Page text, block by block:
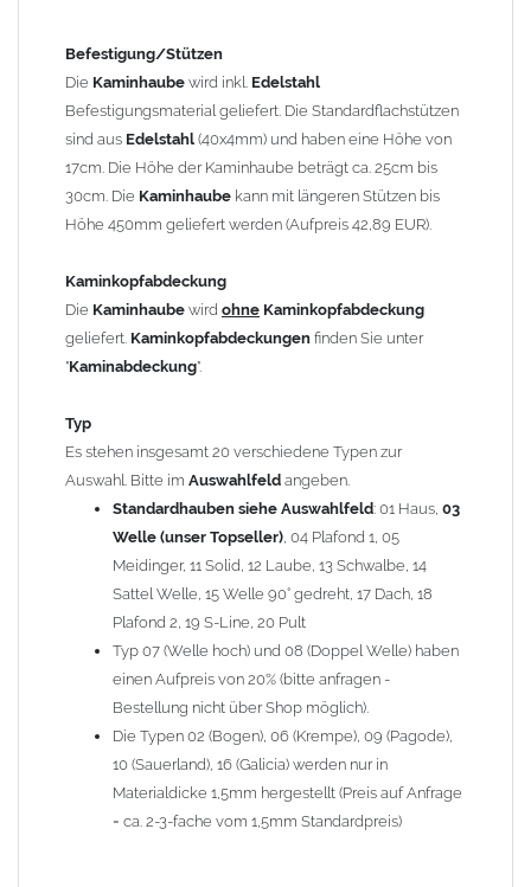
1,5mm hergestellt (Preis auf Anfrage = ca. 2-3-fache vom
1,5mm Standardpreis)
allgemeine Informationen:
Ab einer Kaminlängevon 1200mm werden 6
Kaminstützengeliefert.
Bei der Kombination mitWetterfahneundKaminbreite
angefertigt.
DieKaminhaubekann mitklappbaren Stützen
für 4 Stützen = 96,89 EUR, Länge ab 1200mm 6 Stützen =
145,39 EUR) geliefert werden.
Ihrem zuständigen
Hinweis: FürKaminhaubenundKaminabdeckungenkönnen wir
Nachnahme anbieten!
Lieferzeit: ca. 1-2 Wochen nach Zahlungseingang
Sonderanfertigung: Die Kaminhaube wird kundenspezifisch
angefertigt - keine Rücknahme möglich!
Zum Bild vergößern, bitte auf das Bild klicken!
Befestigung/Stützen
Die Kaminhaube wird inkl. Edelstahl
Befestigungsmaterial geliefert. Die Standardflachstützen
sind aus Edelstahl (40x4mm) und haben eine Höhe von
17cm. Die Höhe der Kaminhaube beträgt ca. 25cm bis
30cm. Die Kaminhaube kann mit längeren Stützen bis
Höhe 450mm geliefert werden (Aufpreis 42,89 EUR).
Kaminkopfabdeckung
Die Kaminhaube wird ohne Kaminkopfabdeckung
geliefert. Kaminkopfabdeckungen finden Sie unter
"Kaminabdeckung".
Typ
Es stehen insgesamt 20 verschiedene Typen zur
Auswahl. Bitte im Auswahlfeld angeben.
Standardhauben siehe Auswahlfeld: 01 Haus, 03
Welle (unser Topseller), 04 Plafond 1, 05
Meidinger, 11 Solid, 12 Laube, 13 Schwalbe, 14
Sattel Welle, 15 Welle 90° gedreht, 17 Dach, 18
Plafond 2, 19 S-Line, 20 Pult
Typ 07 (Welle hoch) und 08 (Doppel Welle) haben
einen Aufpreis von 20% (bitte anfragen -
Bestellung nicht über Shop möglich).
Die Typen 02 (Bogen), 06 (Krempe), 09 (Pagode),
10 (Sauerland), 16 (Galicia) werden nur in
Materialdicke 1,5mm hergestellt (Preis auf Anfrage
= ca. 2-3-fache vom 1,5mm Standardpreis)